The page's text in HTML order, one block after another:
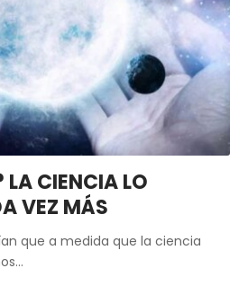
LA CIENCIA LO
VEZ MÁS
que a medida que la ciencia